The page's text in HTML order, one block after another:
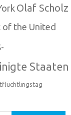
Olaf Scholz
of the United
Staaten